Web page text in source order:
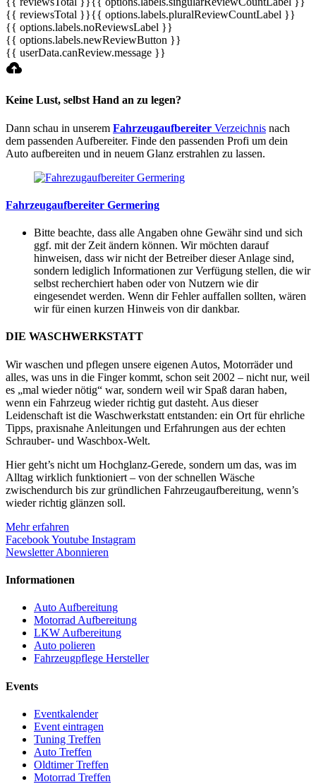
{{ reviewsTotal }}{{ options.labels.pluralReviewCountLabel }}
{{ options.labels.noReviewsLabel }}
{{ options.labels.newReviewButton }}
{{ userData.canReview.message }}
Keine Lust, selbst Hand an zu legen?
Dann schau in unserem Fahrzeugaufbereiter Verzeichnis nach
dem passenden Aufbereiter. Finde den passenden Profi um dein
Auto aufbereiten und in neuem Glanz erstrahlen zu lassen.
Fahrzeugaufbereiter Germering
Bitte beachte, dass alle Angaben ohne Gewähr sind und sich
ggf. mit der Zeit ändern können. Wir möchten darauf
hinweisen, dass wir nicht der Betreiber dieser Anlage sind,
sondern lediglich Informationen zur Verfügung stellen, die wir
selbst recherchiert haben oder von Nutzern wie dir
eingesendet werden. Wenn dir Fehler auffallen sollten, wären
wir für einen kurzen Hinweis von dir dankbar.
DIE WASCHWERKSTATT
Wir waschen und pflegen unsere eigenen Autos, Motorräder und
alles, was uns in die Finger kommt, schon seit 2002 – nicht nur, weil
es „mal wieder nötig“ war, sondern weil wir Spaß daran haben,
wenn ein Fahrzeug wieder richtig gut dasteht. Aus dieser
Leidenschaft ist die Waschwerkstatt entstanden: ein Ort für ehrliche
Tipps, praxisnahe Anleitungen und Erfahrungen aus der echten
Schrauber- und Waschbox-Welt.
Hier geht’s nicht um Hochglanz-Gerede, sondern um das, was im
Alltag wirklich funktioniert – von der schnellen Wäsche
zwischendurch bis zur gründlichen Fahrzeugaufbereitung, wenn’s
wieder richtig glänzen soll.
Mehr erfahren
FacebookYoutube Instagram
Newsletter Abonnieren
Informationen
Auto Aufbereitung
Motorrad Aufbereitung
LKW Aufbereitung
Auto polieren
Fahrzeugpflege Hersteller
Events
Eventkalender
Event eintragen
Tuning Treffen
Auto Treffen
Oldtimer Treffen
Motorrad Treffen